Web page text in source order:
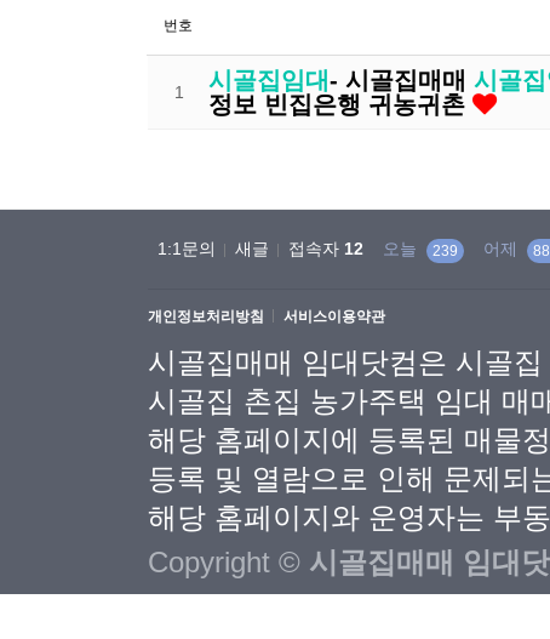
번호
1 시골집임대- 시골집매매 시골집
정보 빈집은행 귀농귀촌
1:1문의 새글 접속자 12 오늘 239 어제
개인정보처리방침 서비스이용약관
시골집매매 임대닷컴은 시골
시골집 촌집 농가주택 임대 매
해당 홈페이지에 등록된 매물
등록 및 열람으로 인해 문제되
해당 홈페이지와 운영자는 부
Copyright © 시골집매매 임대